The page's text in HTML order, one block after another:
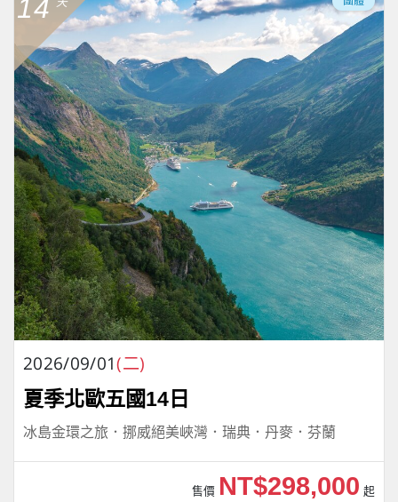
14
2026/09/01(二)
夏季北歐五國14日
冰島金環之旅．挪威絕美峽灣．瑞典．丹麥．芬蘭
售價 NT$298,000 起